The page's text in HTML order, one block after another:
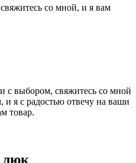
со мной, и я вам
с выбором, свяжитесь со мной
я с радостью отвечу на ваши
товар.
люк